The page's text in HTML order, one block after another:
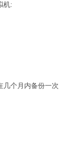
机:
几个月内备份一次